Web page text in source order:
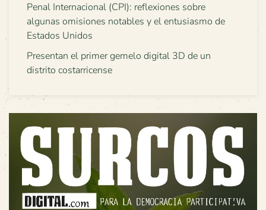
Penal Internacional (CPI): reflexiones sobre
algunas omisiones notables y el entusiasmo de
Estados Unidos
Presentan el primer gemelo digital 3D de un
distrito costarricense